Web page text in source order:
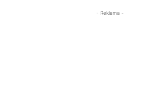
- Reklama -